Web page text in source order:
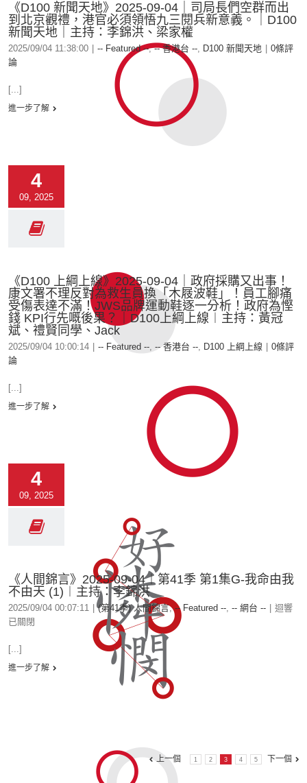
《D100 新聞天地》2025-09-04｜司局長們空群而出
到北京觀禮，港官必須領悟九三閱兵新意義。｜D100
新聞天地｜主持：李錦洪、梁家權
2025/09/04 11:38:00 -- Featured --,-- 香港台 --, D100 新聞天地
0條評
論
[...]
進一步了解
4
09, 2025
《D100 上綱上線》2025-09-04｜政府採購又出事！
康文署不理反對為救生員換「木屐波鞋」！員工腳痛
受傷表達不滿！JWS品牌運動鞋逐一分析！政府為慳
錢 KPI行先嘅後果？｜D100上綱上線︱主持：黃冠
斌、禮賢同學、Jack
2025/09/04 10:00:14 -- Featured --, -- 香港台 --, D100 上綱上線
0條評
論
[...]
進一步了解
4
09, 2025
《人間錦言》2025-09-04︱第41季 第1集G-我命由我
不由天 (1)︱主持：李錦洪
2025/09/04 00:07:11 (第41季) 人間錦言,-- Featured --, -- 網台 --
迴響
已關閉
[...]
進一步了解
上一個 1 2 3 4 5 下一個